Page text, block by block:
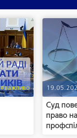
#важливо
Суд
право